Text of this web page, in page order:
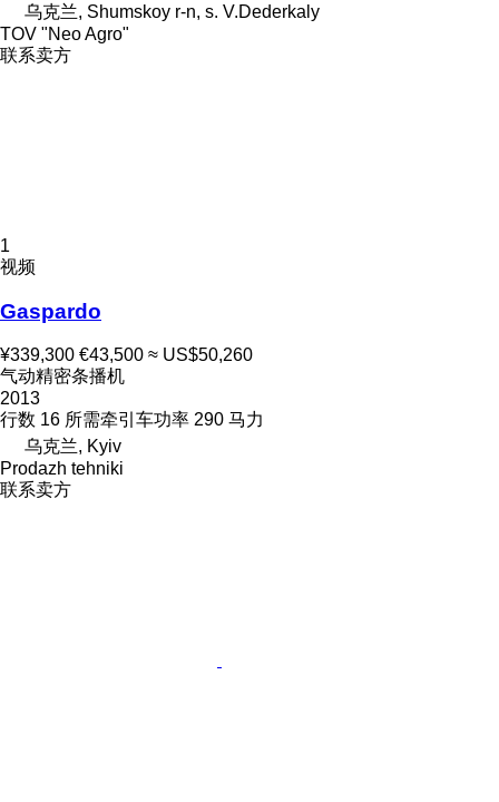
乌克兰, Shumskoy r-n, s. V.Dederkaly
TOV "Neo Agro"
联系卖方
1
视频
Gaspardo
¥339,300 €43,500 ≈ US$50,260
气动精密条播机
2013
行数 16 所需牵引车功率 290 马力
乌克兰, Kyiv
Prodazh tehniki
联系卖方